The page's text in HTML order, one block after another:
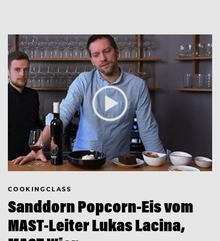
COOKINGCLASS
Sanddorn Popcorn-Eis vom
MAST-Leiter Lukas Lacina,